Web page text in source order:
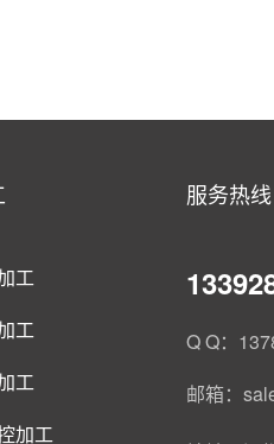
工
工
工
加工
服务热线
Q Q：
邮箱：